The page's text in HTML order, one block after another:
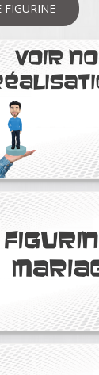
FIGURINE